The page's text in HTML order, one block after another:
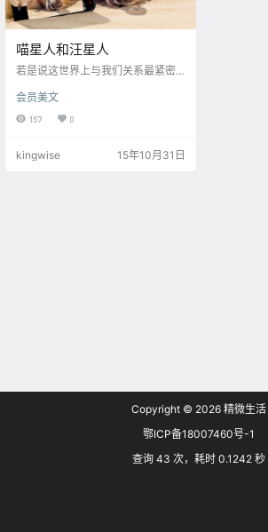
喵星人和汪星人
若是说这世界上与我们关系最紧密
喵星人了。
会员美文
157 0
kingwise 15年10月31日
Copyright © 2026 精微生活
鄂ICP备18007460号-1
查询 43 次，耗时 0.1242 秒